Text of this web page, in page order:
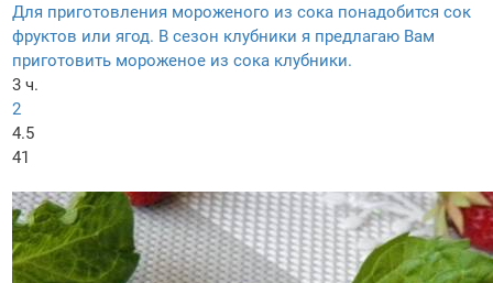
Для приготовления мороженого из сока понадобится сок
фруктов или ягод. В сезон клубники я предлагаю Вам
приготовить мороженое из сока клубники.
3 ч.
2
4.5
41